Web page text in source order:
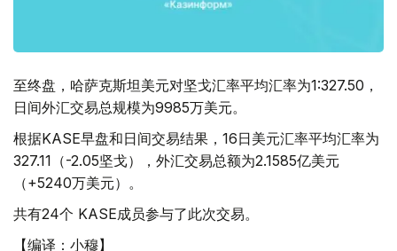
至终盘，哈萨克斯坦美元对坚戈汇率平均汇率为1:327.50，
日间外汇交易总规模为9985万美元。
根据KASE早盘和日间交易结果，16日美元汇率平均汇率为
327.11（-2.05坚戈），外汇交易总额为2.1585亿美元
（+5240万美元）。
共有24个 KASE成员参与了此次交易。
【编译：小穆】